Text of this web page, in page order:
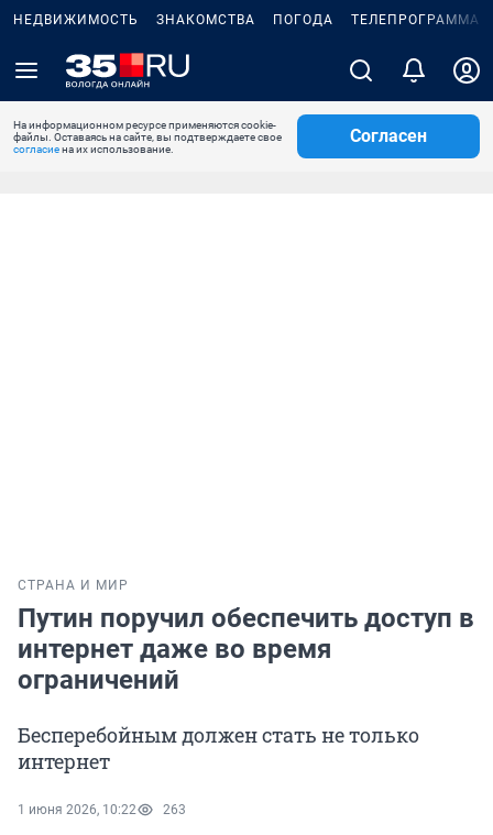
НЕДВИЖИМОСТЬ ЗНАКОМСТВА ПОГОДА ТЕЛЕПРОГРАММА
На информационном ресурсе применяются cookie-
файлы. Оставаясь на сайте, вы подтверждаете свое
согласиена их использование.
Согласен
СТРАНА И МИР
Путин поручил обеспечить доступ в
интернет даже во время
ограничений
Бесперебойным должен стать не только
интернет
1 июня 2026, 10:22 263